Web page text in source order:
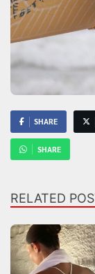
SHARE
SHARE
RELATED